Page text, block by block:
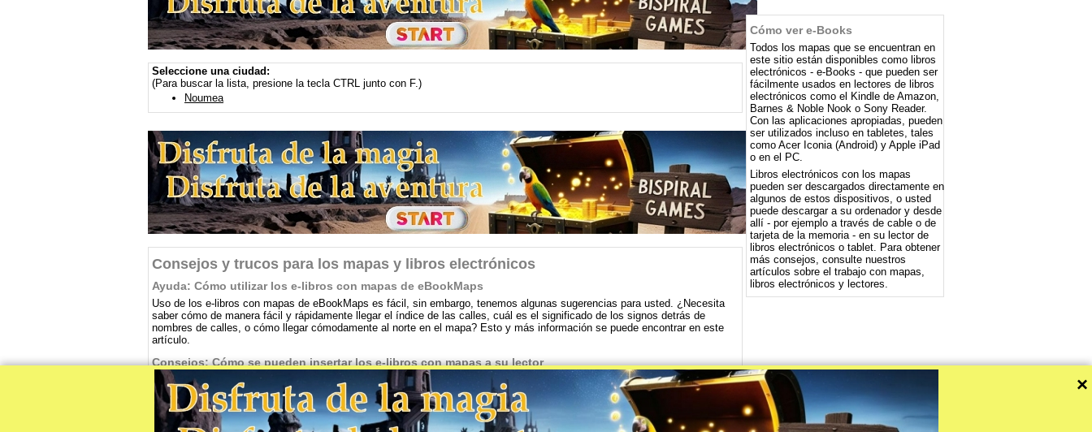
Seleccione una ciudad:
(Para buscar la lista, presione la tecla CTRL junto con F.)
Noumea
Consejos y trucos para los mapas y libros electrónicos
Ayuda: Cómo utilizar los e-libros con mapas de eBookMaps
Uso de los e-libros con mapas de eBookMaps es fácil, sin embargo, tenemos algunas sugerencias para usted. ¿Necesita
saber cómo de manera fácil y rápidamente llegar el índice de las calles, cuál es el significado de los signos detrás de
nombres de calles, o cómo llegar cómodamente al norte en el mapa? Esto y más información se puede encontrar en este
artículo.
Consejos: Cómo se pueden insertar los e-libros con mapas a su lector
Los libros con mapas de eBookMaps se preparan especialmente para los lectores (readers) de libros electrónicos. Con
estos lectores se puedan usar en cualquier momento y en cualquier lugar. En tu ciudad o tal vez de vacaciones o un viaje
de negocios. ¿Quieres saber cómo cargar los ebooks a su lector de libros electrónicos? Éstos son algunos consejos.
Cómo ver e-Books
Todos los mapas que se encuentran en
este sitio están disponibles como libros
electrónicos - e-Books - que pueden ser
fácilmente usados ​​en lectores de libros
electrónicos como el Kindle de Amazon,
Barnes & Noble Nook o Sony Reader.
Con las aplicaciones apropiadas, pueden
ser utilizados incluso en tabletes, tales
como Acer Iconia (Android) y Apple iPad
o en el PC.
Libros electrónicos con los mapas
pueden ser descargados directamente en
algunos de estos dispositivos, o usted
puede descargar a su ordenador y desde
allí - por ejemplo a través de cable o de
tarjeta de la memoria - en su lector de
libros electrónicos o tablet. Para obtener
más consejos, consulte nuestros
artículos sobre el trabajo con mapas,
libros electrónicos y lectores.
×